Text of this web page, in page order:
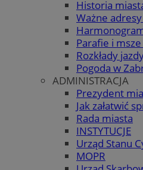
Historia
Ważne
Parafie i
Rozkłady
Pogoda w
ADMINISTRACJA
Prezydent
Jak załatwić
Rada miasta
INSTYTUCJE
Urząd Stanu
MOPR